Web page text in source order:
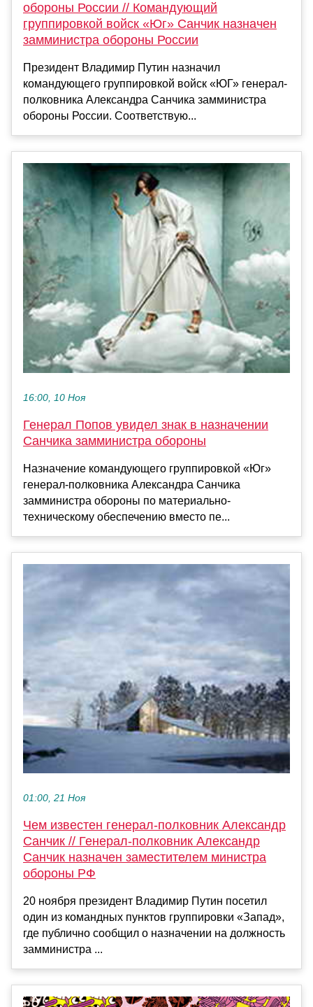
обороны России // Командующий
группировкой войск «Юг» Санчик назначен
замминистра обороны России
Президент Владимир Путин назначил
командующего группировкой войск «ЮГ» генерал-
полковника Александра Санчика замминистра
обороны России. Соответствую...
16:00, 10 Ноя
Генерал Попов увидел знак в назначении
Санчика замминистра обороны
Назначение командующего группировкой «Юг»
генерал-полковника Александра Санчика
замминистра обороны по материально-
техническому обеспечению вместо пе...
01:00, 21 Ноя
Чем известен генерал-полковник Александр
Санчик // Генерал-полковник Александр
Санчик назначен заместителем министра
обороны РФ
20 ноября президент Владимир Путин посетил
один из командных пунктов группировки «Запад»,
где публично сообщил о назначении на должность
замминистра ...